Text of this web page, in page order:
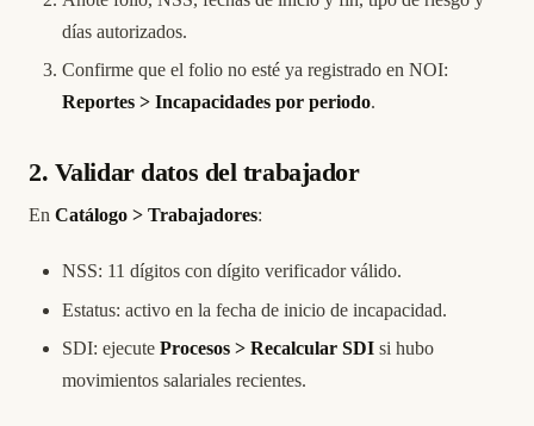
días autorizados.
Confirme que el folio no esté ya registrado en NOI:
Reportes > Incapacidades por periodo.
2. Validar datos del trabajador
En Catálogo > Trabajadores:
NSS: 11 dígitos con dígito verificador válido.
Estatus: activo en la fecha de inicio de incapacidad.
SDI: ejecute Procesos > Recalcular SDI si hubo
movimientos salariales recientes.